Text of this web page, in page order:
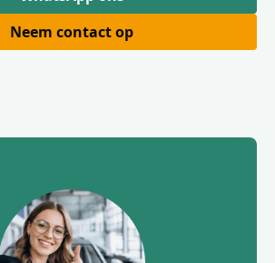
Neem contact op